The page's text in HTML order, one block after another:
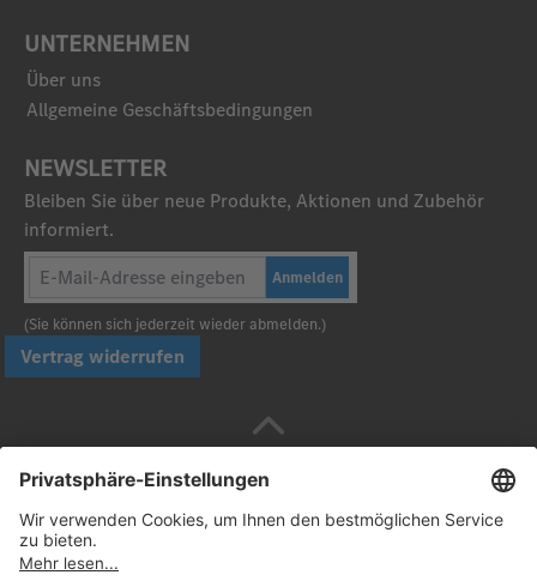
UNTERNEHMEN
Über uns
Allgemeine Geschäftsbedingungen
NEWSLETTER
Bleiben Sie über neue Produkte, Aktionen und Zubehör
informiert.
Anmelden
(Sie können sich jederzeit wieder abmelden.)
Vertrag widerrufen
Sicher bezahlen mit